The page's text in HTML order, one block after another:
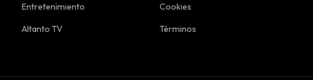
Entretenimiento
Altanto TV
Cookies
Términos